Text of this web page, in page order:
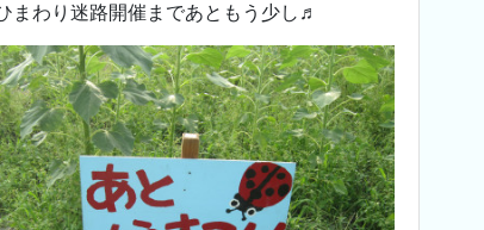
まわり迷路開催まであともう少し♬